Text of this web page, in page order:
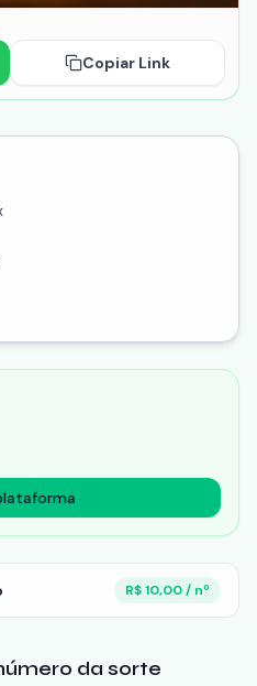
Copiar Link
R$ 10,00 / nº
da sorte